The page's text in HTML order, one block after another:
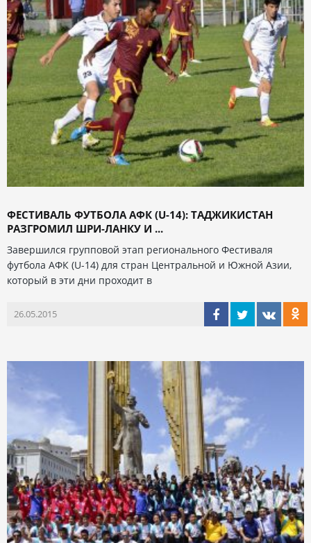
ФЕСТИВАЛЬ ФУТБОЛА АФК (U-14): ТАДЖИКИСТАН
РАЗГРОМИЛ ШРИ-ЛАНКУ И ...
Завершился групповой этап регионального Фестиваля
футбола АФК (U-14) для стран Центральной и Южной Азии,
который в эти дни проходит в
26.05.2015